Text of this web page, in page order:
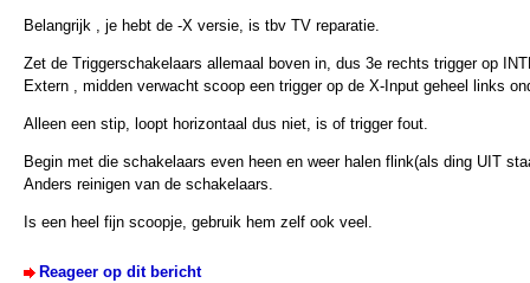
Belangrijk , je hebt de -X versie, is tbv TV reparatie.
Zet de Triggerschakelaars allemaal boven in, dus 3e rechts trigger op
Extern , midden verwacht scoop een trigger op de X-Input geheel links
Alleen een stip, loopt horizontaal dus niet, is of trigger fout.
Begin met die schakelaars even heen en weer halen flink(als ding UIT
Anders reinigen van de schakelaars.
Is een heel fijn scoopje, gebruik hem zelf ook veel.
Reageer op dit bericht